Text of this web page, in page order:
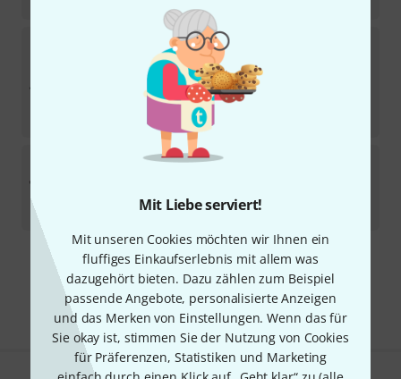
Mit Liebe serviert!
Mit unseren Cookies möchten wir Ihnen ein
fluffiges Einkaufserlebnis mit allem was
dazugehört bieten. Dazu zählen zum Beispiel
passende Angebote, personalisierte Anzeigen
und das Merken von Einstellungen. Wenn das für
Sie okay ist, stimmen Sie der Nutzung von Cookies
für Präferenzen, Statistiken und Marketing
Peak Stand
In ca. einer Woche lieferbar
119,99
NovationSummit B-Stock
2.035€
Kostenloser Versand ab 29 €
Alle Preise inkl. MwSt.